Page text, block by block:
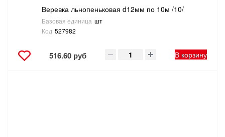
Веревка льнопеньковая d12мм по 10м /10/
Базовая единица шт
Код 527982
516.60 руб В корзину